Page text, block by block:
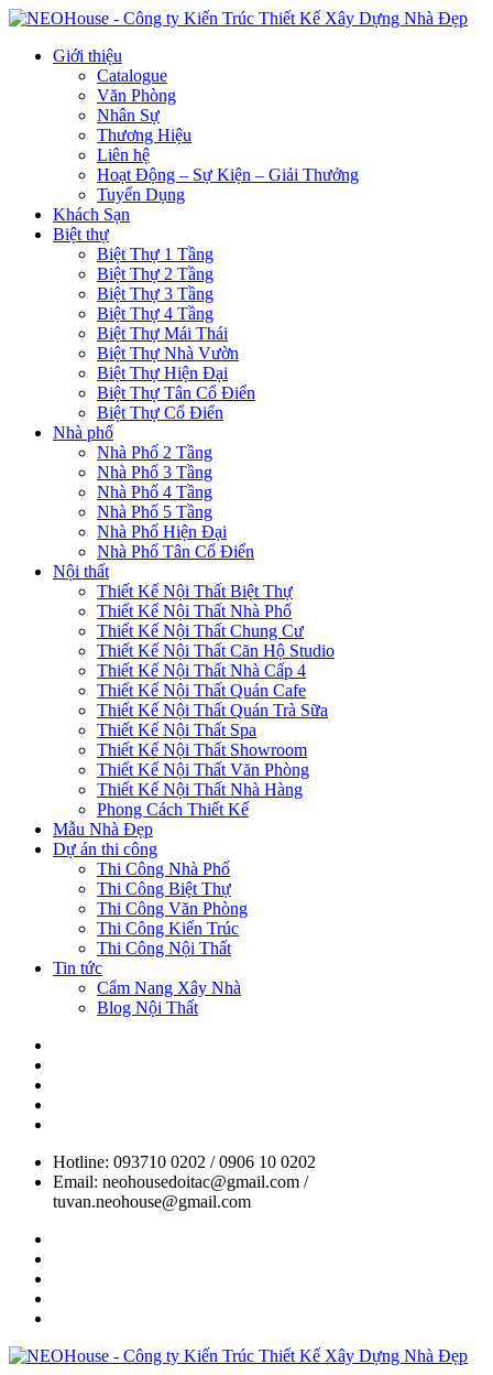
Giới thiệu
Catalogue
Văn Phòng
Nhân Sự
Thương Hiệu
Liên hệ
Hoạt Động – Sự Kiện – Giải Thưởng
Tuyển Dụng
Khách Sạn
Biệt thự
Biệt Thự 1 Tầng
Biệt Thự 2 Tầng
Biệt Thự 3 Tầng
Biệt Thự 4 Tầng
Biệt Thự Mái Thái
Biệt Thự Nhà Vườn
Biệt Thự Hiện Đại
Biệt Thự Tân Cổ Điển
Biệt Thự Cổ Điển
Nhà phố
Nhà Phố 2 Tầng
Nhà Phố 3 Tầng
Nhà Phố 4 Tầng
Nhà Phố 5 Tầng
Nhà Phố Hiện Đại
Nhà Phố Tân Cổ Điển
Nội thất
Thiết Kế Nội Thất Biệt Thự
Thiết Kế Nội Thất Nhà Phố
Thiết Kế Nội Thất Chung Cư
Thiết Kế Nội Thất Căn Hộ Studio
Thiết Kế Nội Thất Nhà Cấp 4
Thiết Kế Nội Thất Quán Cafe
Thiết Kế Nội Thất Quán Trà Sữa
Thiết Kế Nội Thất Spa
Thiết Kế Nội Thất Showroom
Thiết Kế Nội Thất Văn Phòng
Thiết Kế Nội Thất Nhà Hàng
Phong Cách Thiết Kế
Mẫu Nhà Đẹp
Dự án thi công
Thi Công Nhà Phố
Thi Công Biệt Thự
Thi Công Văn Phòng
Thi Công Kiến Trúc
Thi Công Nội Thất
Tin tức
Cẩm Nang Xây Nhà
Blog Nội Thất
Hotline: 093710 0202 / 0906 10 0202
Email: neohousedoitac@gmail.com /
tuvan.neohouse@gmail.com